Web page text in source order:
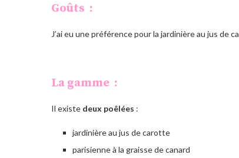
Goûts :
J’ai eu une préférence pour la jardinière au jus de
La gamme :
Il existe deux poêlées :
jardinière au jus de carotte
parisienne à la graisse de canard